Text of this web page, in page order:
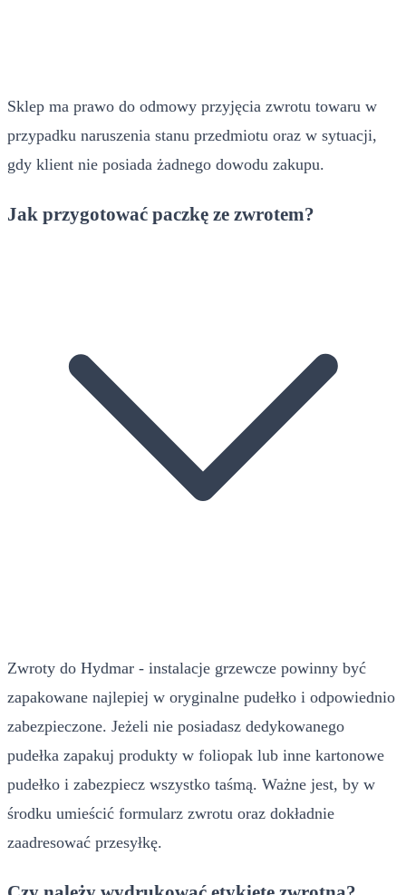
Sklep ma prawo do odmowy przyjęcia zwrotu towaru w
przypadku naruszenia stanu przedmiotu oraz w sytuacji,
gdy klient nie posiada żadnego dowodu zakupu.
Jak przygotować paczkę ze zwrotem?
Zwroty do Hydmar - instalacje grzewcze powinny być
zapakowane najlepiej w oryginalne pudełko i odpowiednio
zabezpieczone. Jeżeli nie posiadasz dedykowanego
pudełka zapakuj produkty w foliopak lub inne kartonowe
pudełko i zabezpiecz wszystko taśmą. Ważne jest, by w
środku umieścić formularz zwrotu oraz dokładnie
zaadresować przesyłkę.